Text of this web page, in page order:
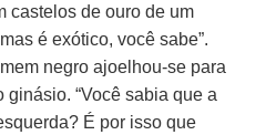
castelos de ouro de um
é exótico, você sabe”.
negro ajoelhou-se para
ginásio. “Você sabia que a
É por isso que